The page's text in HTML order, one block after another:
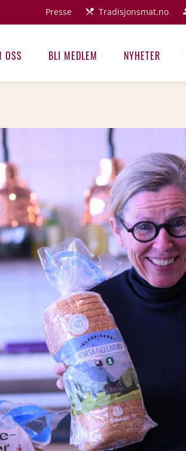
Presse Tradisjonsmat.no
OSS BLI MEDLEM NYHETER